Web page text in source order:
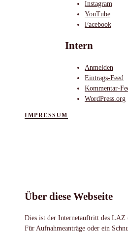
Instagram
YouTube
Facebook
Intern
Anmelden
Eintrags-Feed
Kommentar-
WordPress.org
IMPRESSUM
Über diese Webseite
Dies ist der Internetauftritt des LAZ
Für Aufnahmeanträge oder ein